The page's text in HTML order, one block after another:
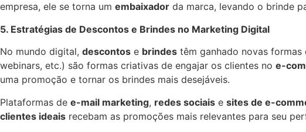
empresa, ele se torna um embaixador da marca, levando o brinde
5. Estratégias de Descontos e Brindes no Marketing Digital
No mundo digital, descontos e brindes têm ganhado novas formas
webinars, etc.) são formas criativas de engajar os clientes no e-
uma promoção e tornar os brindes mais desejáveis.
Plataformas de e-mail marketing, redes sociais e sites de e-
clientes ideais recebam as promoções mais relevantes para seu